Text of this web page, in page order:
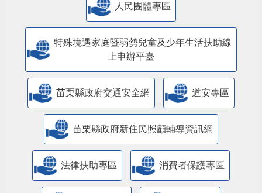
人民團體專區
特殊境遇家庭暨弱勢兒童及少年生活扶助線
上申辦平臺
苗栗縣政府交通安全網 道安專區
苗栗縣政府新住民照顧輔導資訊網
法律扶助專區 消費者保護專區